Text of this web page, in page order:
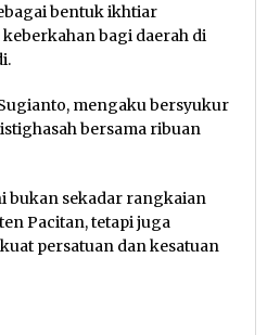
bentuk ikhtiar
bagi daerah di
mengaku bersyukur
bersama ribuan
bukan sekadar rangkaian
Pacitan, tetapi juga
persatuan dan kesatuan